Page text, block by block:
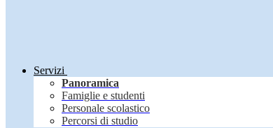
Servizi
Panoramica
Famiglie e studenti
Personale scolastico
Percorsi di studio